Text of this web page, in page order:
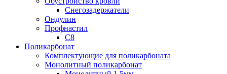
Снегозадержатели
Ондулин
Профнастил
С8
Поликарбонат
Комплектующие для поликарбоната
Монолитный поликарбонат